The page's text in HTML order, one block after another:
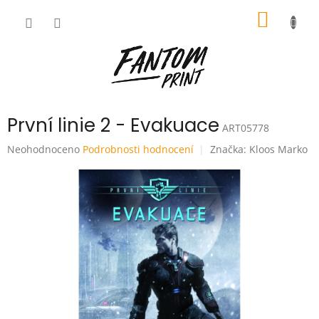
První linie 2 - Evakuace ART05778
Průměrné
Neohodnoceno Podrobnosti hodnocení Značka: Kloos Marko